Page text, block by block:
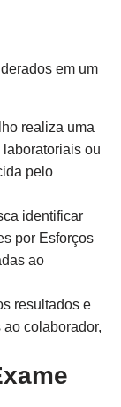
em um
realiza uma
ou
pelo
identificar
por Esforços
ao
resultados e
colaborador,